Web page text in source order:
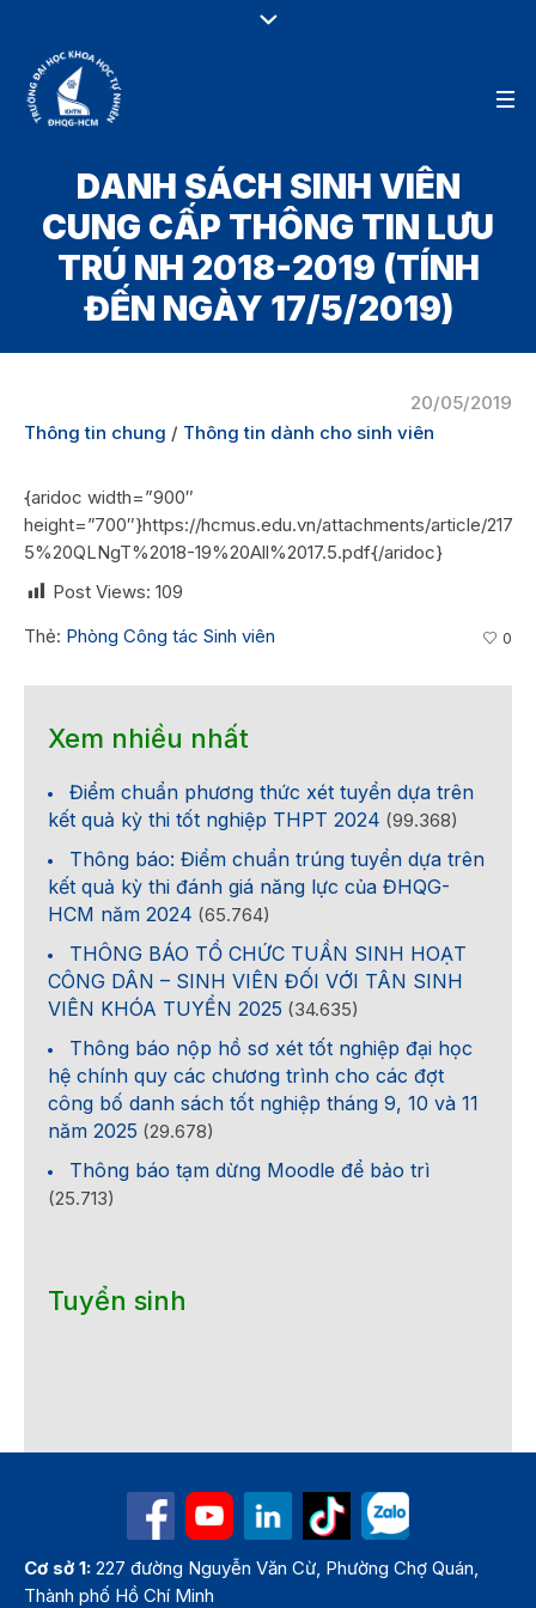
DANH SÁCH SINH VIÊN
CUNG CẤP THÔNG TIN LƯU
TRÚ NH 2018-2019 (TÍNH
ĐẾN NGÀY 17/5/2019)
20/05/2019
Thông tin chung / Thông tin dành cho sinh viên
{aridoc width=”900″
height=”700″}https://hcmus.edu.vn/attachments/article/2173/
5%20QLNgT%2018-19%20All%2017.5.pdf{/aridoc}
Post Views: 109
Thẻ: Phòng Công tác Sinh viên 0
Xem nhiều nhất
Điểm chuẩn phương thức xét tuyển dựa trên
kết quả kỳ thi tốt nghiệp THPT 2024 (99.368)
Thông báo: Điểm chuẩn trúng tuyển dựa trên
kết quả kỳ thi đánh giá năng lực của ĐHQG-
HCM năm 2024 (65.764)
THÔNG BÁO TỔ CHỨC TUẦN SINH HOẠT
CÔNG DÂN – SINH VIÊN ĐỐI VỚI TÂN SINH
VIÊN KHÓA TUYỂN 2025 (34.635)
Thông báo nộp hồ sơ xét tốt nghiệp đại học
hệ chính quy các chương trình cho các đợt
công bố danh sách tốt nghiệp tháng 9, 10 và 11
năm 2025 (29.678)
Thông báo tạm dừng Moodle để bảo trì
(25.713)
Tuyển sinh
Cơ sở 1: 227 đường Nguyễn Văn Cừ, Phường Chợ Quán,
Thành phố Hồ Chí Minh